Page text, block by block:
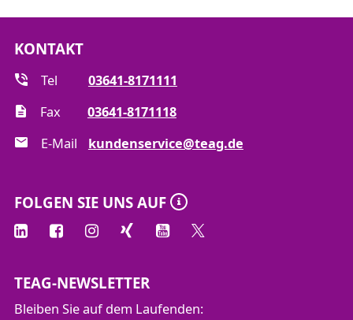
KONTAKT
Tel
03641-8171111
Fax
03641-8171118
E-Mail
kundenservice@teag.de
FOLGEN SIE UNS AUF
TEAG-NEWSLETTER
Bleiben Sie auf dem Laufenden: